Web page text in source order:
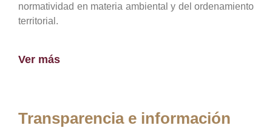
normatividad en materia ambiental y del ordenamiento
territorial.
Ver más
Transparencia e información